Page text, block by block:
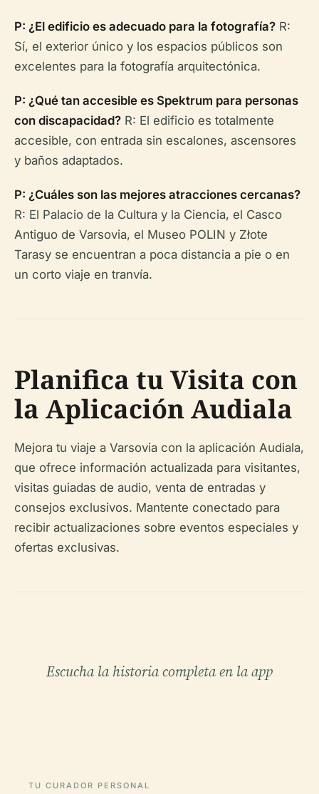
P: ¿El edificio es adecuado para la fotografía? R:
Sí, el exterior único y los espacios públicos son
excelentes para la fotografía arquitectónica.
P: ¿Qué tan accesible es Spektrum para personas
con discapacidad? R: El edificio es totalmente
accesible, con entrada sin escalones, ascensores
y baños adaptados.
P: ¿Cuáles son las mejores atracciones cercanas?
R: El Palacio de la Cultura y la Ciencia, el Casco
Antiguo de Varsovia, el Museo POLIN y Złote
Tarasy se encuentran a poca distancia a pie o en
un corto viaje en tranvía.
Planifica tu Visita con
la Aplicación Audiala
Mejora tu viaje a Varsovia con la aplicación Audiala,
que ofrece información actualizada para visitantes,
visitas guiadas de audio, venta de entradas y
consejos exclusivos. Mantente conectado para
recibir actualizaciones sobre eventos especiales y
ofertas exclusivas.
Escucha la historia completa en la app
TU CURADOR PERSONAL